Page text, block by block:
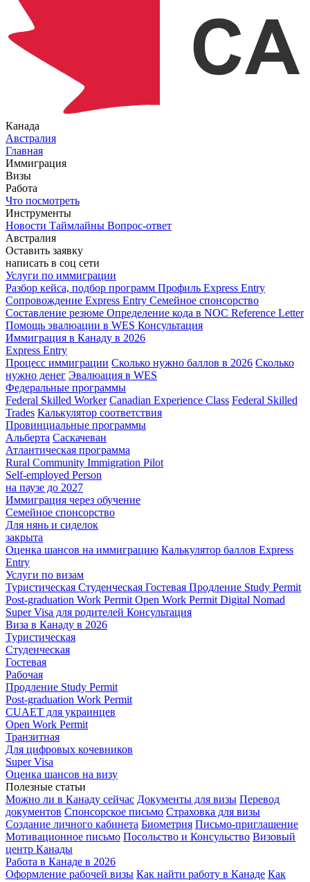
Канада
Австралия
Главная
Иммиграция
Визы
Работа
Что посмотреть
Инструменты
Новости Таймлайны Вопрос-ответ
Австралия
Оставить заявку
написать в соц сети
Услуги по иммиграции
Разбор кейса, подбор программ Профиль Express Entry
Сопровождение Express Entry Семейное спонсорство
Составление резюме Определение кода в NOC Reference Letter
Помощь эвалюации в WES Консультация
Иммиграция в Канаду в 2026
Express Entry
Процесс иммиграции Сколько нужно баллов в 2026 Сколько
нужно денег Эвалюация в WES
Федеральные программы
Federal Skilled Worker Canadian Experience Class Federal Skilled
Trades Калькулятор соответствия
Провинциальные программы
Альберта Саскачеван
Атлантическая программа
Rural Community Immigration Pilot
Self-employed Person
на паузе до 2027
Иммиграция через обучение
Семейное спонсорство
Для нянь и сиделок
закрыта
Оценка шансов на иммиграцию Калькулятор баллов Express
Entry
Услуги по визам
Туристическая Студенческая Гостевая Продление Study Permit
Post-graduation Work Permit Open Work Permit Digital Nomad
Super Visa для родителей Консультация
Виза в Канаду в 2026
Туристическая
Студенческая
Гостевая
Рабочая
Продление Study Permit
Post-graduation Work Permit
CUAET для украинцев
Open Work Permit
Транзитная
Для цифровых кочевников
Super Visa
Оценка шансов на визу
Полезные статьи
Можно ли в Канаду сейчас Документы для визы Перевод
документов Спонсорское письмо Страховка для визы
Создание личного кабинета Биометрия Письмо-приглашение
Мотивационное письмо Посольство и Консульство Визовый
центр Канады
Работа в Канаде в 2026
Оформление рабочей визы Как найти работу в Канаде Как